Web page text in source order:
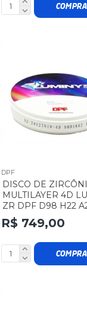
DPF
DISCO DE
MULTILAYER 4D
ZR DPF D98 H22
R$ 749,00